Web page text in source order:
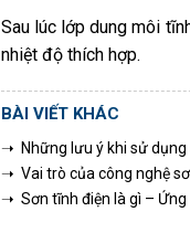
Sau lúc lớp dung môi
nhiệt độ thích hợp.
BÀI VIẾT KHÁC
➝ Những lưu ý khi sử dụng
➝ Vai trò của công nghệ
➝ Sơn tĩnh điện là gì – Ứng